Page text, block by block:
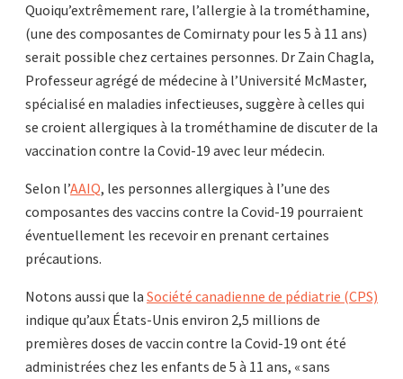
Quoiqu’extrêmement rare, l’allergie à la trométhamine,
(une des composantes de Comirnaty pour les 5 à 11 ans)
serait possible chez certaines personnes. Dr Zain Chagla,
Professeur agrégé de médecine à l’Université McMaster,
spécialisé en maladies infectieuses, suggère à celles qui
se croient allergiques à la trométhamine de discuter de la
vaccination contre la Covid-19 avec leur médecin.
Selon l’AAIQ, les personnes allergiques à l’une des
composantes des vaccins contre la Covid-19 pourraient
éventuellement les recevoir en prenant certaines
précautions.
Notons aussi que la Société canadienne de pédiatrie (CPS)
indique qu’aux États-Unis environ 2,5 millions de
premières doses de vaccin contre la Covid-19 ont été
administrées chez les enfants de 5 à 11 ans, « sans